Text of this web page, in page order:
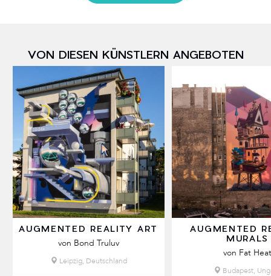
VON DIESEN KÜNSTLERN ANGEBOTEN
AUGMENTED REALITY ART
von Bond Truluv
Leipzig, Deutschland
AUGMENTED
MURALS
von Fat Heat
Budapest,